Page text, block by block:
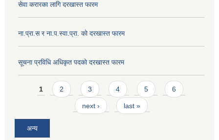
सेवा करारका लागि दरखास्त फारम
ना‍.प्रा.स र ना.प.स्वा.प्रा. काे दरखास्त फारम
सूचना प्रविधि अधिकृत पदकाे दरखास्त फारम
Pages
1 2 3 4 5 6
next › last »
अन्य